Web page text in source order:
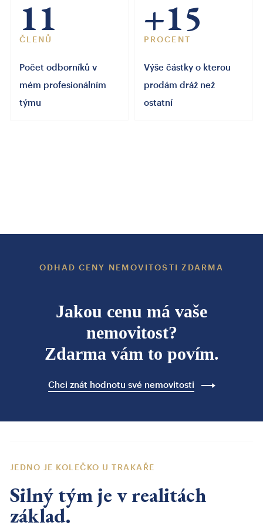
11
ČLENŮ
Počet odborníků v
mém profesionálním
týmu
+15
PROCENT
Výše částky o kterou
prodám dráž než
ostatní
ODHAD CENY NEMOVITOSTI ZDARMA
Jakou cenu má vaše
nemovitost?
Zdarma vám to povím.
Chci znát hodnotu své nemovitosti
JEDNO JE KOLEČKO U TRAKAŘE
Silný tým je v realitách
základ.